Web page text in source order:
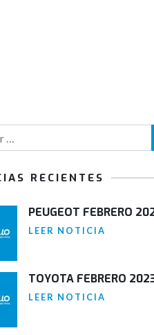
RECIENTES
PEUGEOT FEBRERO
LEER NOTICIA
TOYOTA FEBRERO
LEER NOTICIA